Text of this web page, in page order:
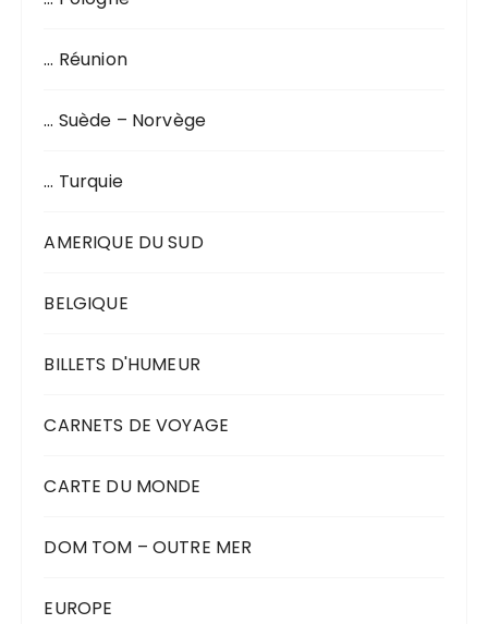
… Réunion
… Suède – Norvège
… Turquie
AMERIQUE DU SUD
BELGIQUE
BILLETS D'HUMEUR
CARNETS DE VOYAGE
CARTE DU MONDE
DOM TOM – OUTRE MER
EUROPE